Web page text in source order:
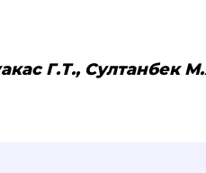
Г.Т., Султанбек